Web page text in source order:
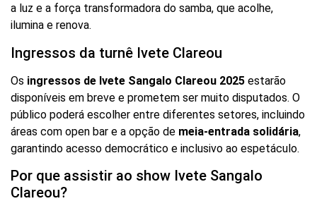
a luz e a força transformadora do samba, que acolhe,
ilumina e renova.
Ingressos da turnê Ivete Clareou
Os ingressos de Ivete Sangalo Clareou 2025 estarão
disponíveis em breve e prometem ser muito disputados. O
público poderá escolher entre diferentes setores, incluindo
áreas com open bar e a opção de meia-entrada solidária,
garantindo acesso democrático e inclusivo ao espetáculo.
Por que assistir ao show Ivete Sangalo
Clareou?